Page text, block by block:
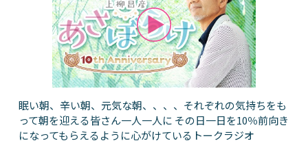
眠い朝、辛い朝、元気な朝、、、、それぞれの気持ちをも
って朝を迎える皆さん一人一人に その日一日を10％前向き
になってもらえるように心がけているトークラジオ